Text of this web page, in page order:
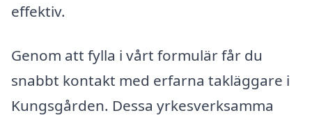
effektiv.
Genom att fylla i vårt formulär får du
snabbt kontakt med erfarna takläggare i
Kungsgården. Dessa yrkesverksamma